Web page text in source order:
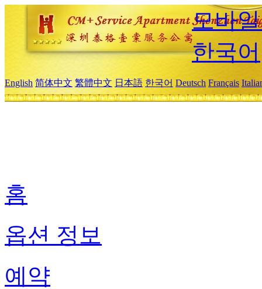
모바
한국어
English 简体中文 繁體中文 日本語 한국어 Deutsch Français
홈
옵션 정보
예약